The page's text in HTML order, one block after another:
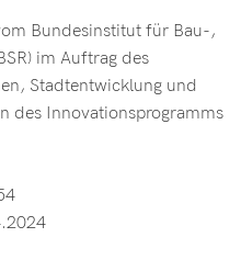
Bundesinstitut für Bau-,
im Auftrag des
Stadtentwicklung und
des Innovationsprogramms